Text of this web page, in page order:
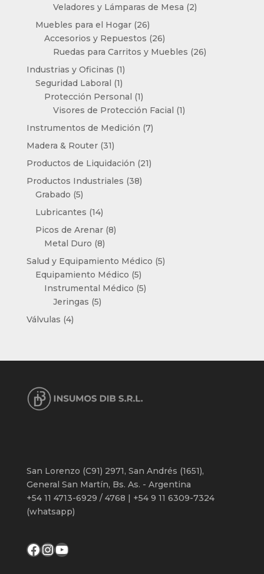
productos
Veladores y Lámparas de Mesa 22
Muebles para el Hogar 2626
productos
Accesorios y Repuestos 2626
productos
Ruedas para Carritos y Muebles 2626
Industrias y Oficinas 11
producto
Seguridad Laboral 11
producto
Protección Personal 11
producto
Visores de Protección Facial 11
Instrumentos de Medición 77
Madera & Router 3131
productos
Productos de Liquidación 2121
Productos Industriales 3838
Grabado 55
productos
Lubricantes 1414
productos
Picos de Arenar 88
Metal Duro 88
productos
Salud y Equipamiento Médico 55
Equipamiento Médico 55
productos
Instrumental Médico 55
Jeringas 55
Válvulas 44
San Lorenzo (C91) 2971, San Andrés (1651),
General San Martín, Bs. As. - Argentina
+54 11 4713-6929 / 4768 | +54 9 11 6309-7324
(whatsapp)
Facebook
Instagram
YouTube